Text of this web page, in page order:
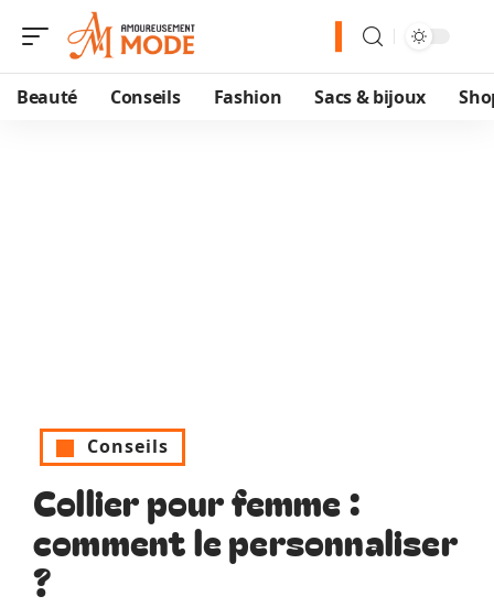
Beauté Conseils Fashion Sacs & bijoux
Conseils
Collier pour femme :
comment le personnaliser
?